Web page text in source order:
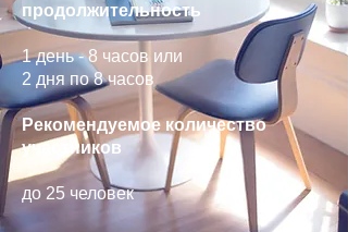
продолжительность
1 день - 8 часов или
2 дня по 8 часов
Рекомендуемое количество
участников
до 25 человек